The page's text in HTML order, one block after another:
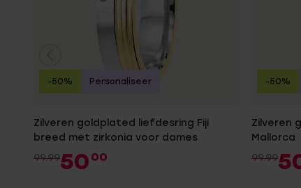
Zilveren goldplated liefdesring Fiji
breed met zirkonia voor dames
99.9950 00
-50% Personaliseer
Zilveren
Mallorca
99.99
-50%